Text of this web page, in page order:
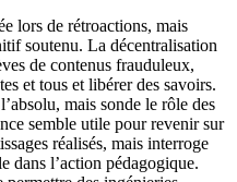
lors de rétroactions, mais
soutenu. La décentralisation
de contenus frauduleux,
et tous et libérer des savoirs.
mais sonde le rôle des
semble utile pour revenir sur
réalisés, mais interroge
dans l’action pédagogique.